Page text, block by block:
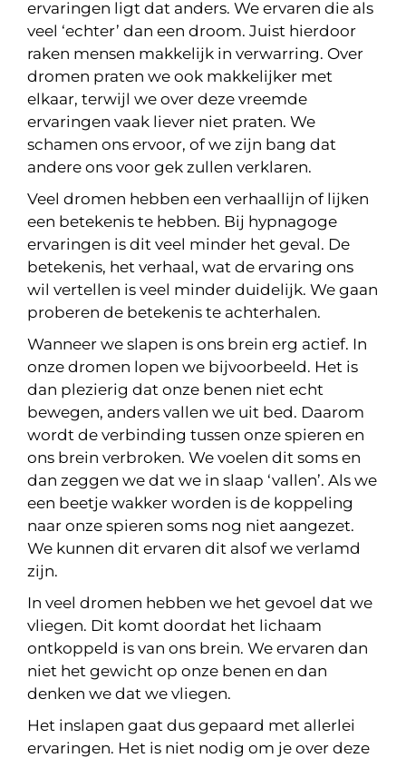
ervaringen ligt dat anders. We ervaren die als
veel ‘echter’ dan een droom. Juist hierdoor
raken mensen makkelijk in verwarring. Over
dromen praten we ook makkelijker met
elkaar, terwijl we over deze vreemde
ervaringen vaak liever niet praten. We
schamen ons ervoor, of we zijn bang dat
andere ons voor gek zullen verklaren.
Veel dromen hebben een verhaallijn of lijken
een betekenis te hebben. Bij hypnagoge
ervaringen is dit veel minder het geval. De
betekenis, het verhaal, wat de ervaring ons
wil vertellen is veel minder duidelijk. We gaan
proberen de betekenis te achterhalen.
Wanneer we slapen is ons brein erg actief. In
onze dromen lopen we bijvoorbeeld. Het is
dan plezierig dat onze benen niet echt
bewegen, anders vallen we uit bed. Daarom
wordt de verbinding tussen onze spieren en
ons brein verbroken. We voelen dit soms en
dan zeggen we dat we in slaap ‘vallen’. Als we
een beetje wakker worden is de koppeling
naar onze spieren soms nog niet aangezet.
We kunnen dit ervaren dit alsof we verlamd
zijn.
In veel dromen hebben we het gevoel dat we
vliegen. Dit komt doordat het lichaam
ontkoppeld is van ons brein. We ervaren dan
niet het gewicht op onze benen en dan
denken we dat we vliegen.
Het inslapen gaat dus gepaard met allerlei
ervaringen. Het is niet nodig om je over deze